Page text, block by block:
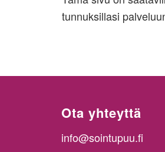
tunnuksillasi
Ota yhteyttä
info@sointupuu.fi